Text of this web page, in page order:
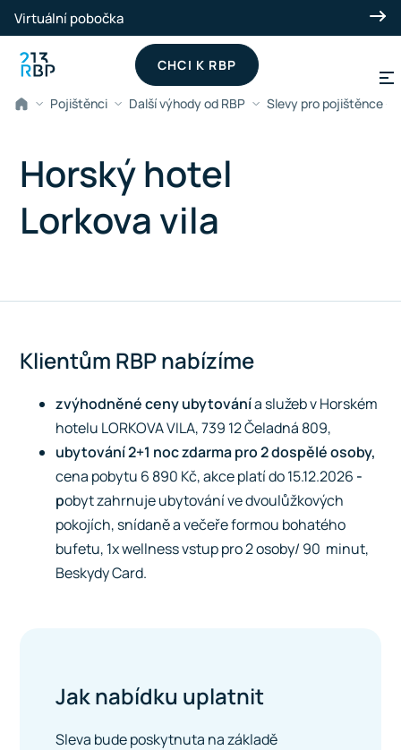
Přeskočit na hlavní obsah
Virtuální pobočka
CHCI K RBP
Pojištěnci Další výhody od RBP Slevy pro pojištěnce -
Horský hotel
Lorkova vila
Klientům RBP nabízíme
zvýhodněné ceny ubytovánía služeb v Horském
hotelu LORKOVA VILA, 739 12 Čeladná 809,
ubytování 2+1 noc zdarma pro 2 dospělé osoby,
cena pobytu 6 890 Kč, akce platí do 15.12.2026 -
pobyt zahrnuje ubytování ve dvoulůžkových
pokojích, snídaně a večeře formou bohatého
bufetu, 1x wellness vstup pro 2 osoby/ 90 minut,
Beskydy Card.
Jak nabídku uplatnit
Sleva bude poskytnuta na základě